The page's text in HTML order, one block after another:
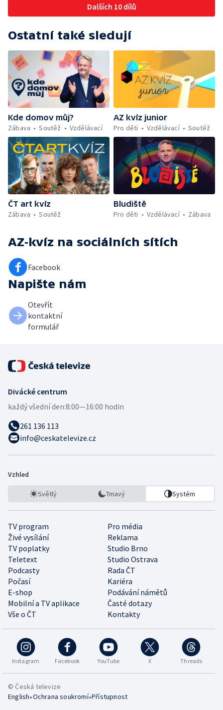
Dalších 10 dílů
Ostatní také sledují
Kde domov můj?
Zábava
Soutěž Vzdělávací
AZ kvíz junior
Pro děti
Vzdělávací Soutěž
ČT art kvíz
Zábava
Soutěž
Bludiště
Pro děti
Vzdělávací Zábava
AZ-kvíz na sociálních sítích
Facebook
Napište nám
Otevřít
kontaktní
formulář
Divácké centrum
každý všední den:8:00—16:00 hodin
261 136 113
info@ceskatelevize.cz
Vzhled
Světlý Tmavý Systém
TV program
Pro média
Živé vysílání
Reklama
TV poplatky
Studio Brno
Teletext
Studio Ostrava
Podcasty
Rada ČT
Počasí
Kariéra
E-shop
Podávání námětů
Mobilní a TV aplikace
Časté dotazy
Vše o ČT
Kontakty
Instagram Facebook YouTube X Threads
© Česká televize
English•Ochrana soukromí•Přístupnost